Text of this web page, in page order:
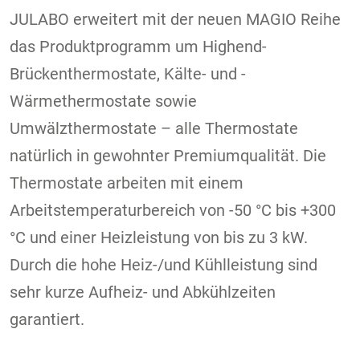
JULABO erweitert mit der neuen MAGIO Reihe
das Produktprogramm um Highend-
Brückenthermostate, Kälte- und -
Wärmethermostate sowie
Umwälzthermostate – alle Thermostate
natürlich in gewohnter Premiumqualität. Die
Thermostate arbeiten mit einem
Arbeitstemperaturbereich von -50 °C bis +300
°C und einer Heizleistung von bis zu 3 kW.
Durch die hohe Heiz-/und Kühlleistung sind
sehr kurze Aufheiz- und Abkühlzeiten
garantiert.